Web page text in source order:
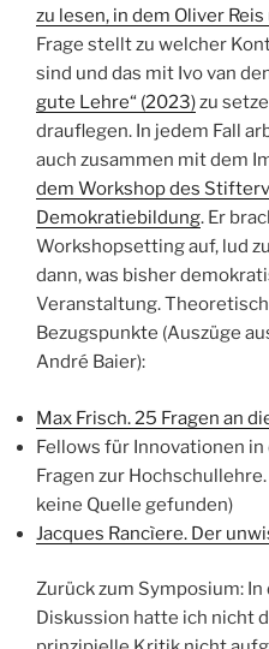
zu lesen, in dem Oliver
Frage stellt zu welcher
sind und das mit Ivo van
gute Lehre“ (2023)zu
drauflegen. In jedem Fall
auch zusammen mit dem
dem Workshop des
Demokratiebildung. Er
Workshopsetting auf, lud
dann, was bisher
Veranstaltung.
Bezugspunkte (Auszüge
André Baier):
Max Frisch. 25 Fragen an
Fellows für Innovationen
Fragen zur
keine Quelle gefunden)
Jacques Rancìere. Der
Zurück zum Symposium:
Diskussion hatte ich nicht